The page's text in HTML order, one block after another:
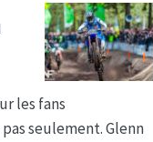
les fans
seulement. Glenn